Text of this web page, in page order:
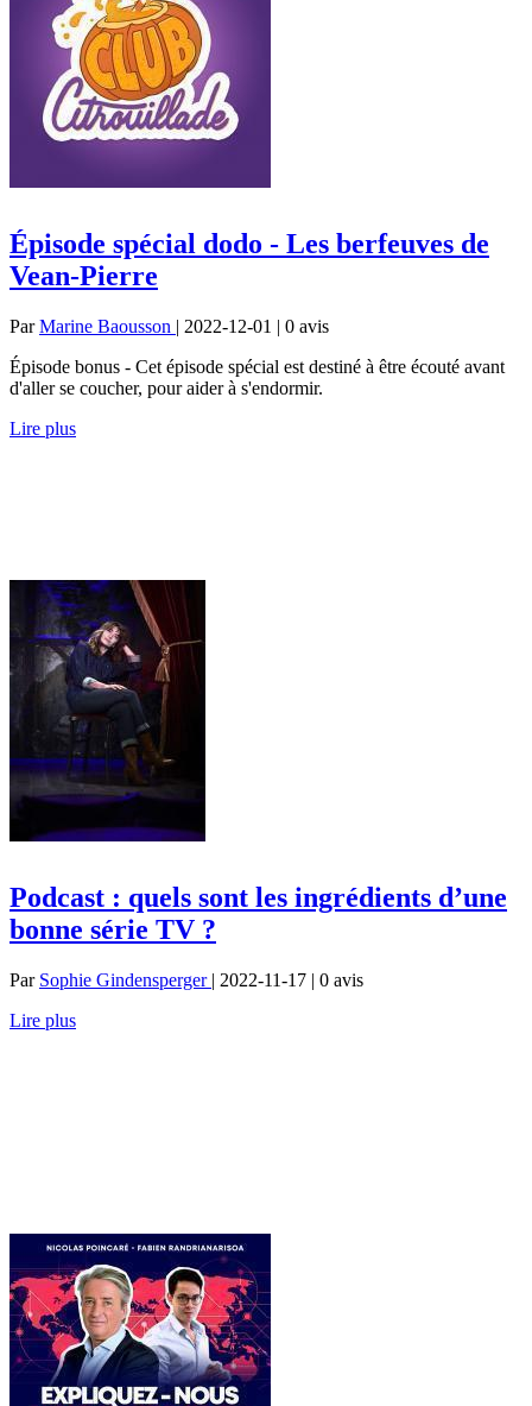
Épisode spécial dodo - Les berfeuves de
Vean-Pierre
ParMarine Baousson | 2022-12-01 | 0 avis
Épisode bonus - Cet épisode spécial est destiné à être écouté avant
d'aller se coucher, pour aider à s'endormir.
Lire plus
Podcast : quels sont les ingrédients d’une
bonne série TV ?
Par Sophie Gindensperger | 2022-11-17 | 0 avis
Lire plus